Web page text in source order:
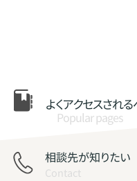
よくアクセスされる
Popular pages
相談先が知りたい
Contact